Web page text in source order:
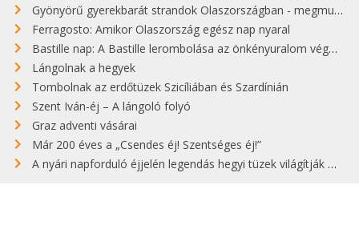
Gyönyörű gyerekbarát strandok Olaszországban - megmutatjuk a 15 legjobbat
Ferragosto: Amikor Olaszország egész nap nyaral
Bastille nap: A Bastille lerombolása az önkényuralom végét jelentette
Lángolnak a hegyek
Tombolnak az erdőtüzek Szicíliában és Szardínián
Szent Iván-éj – A lángoló folyó
Graz adventi vásárai
Már 200 éves a „Csendes éj! Szentséges éj!”
A nyári napforduló éjjelén legendás hegyi tüzek világítják meg Zugspitzét